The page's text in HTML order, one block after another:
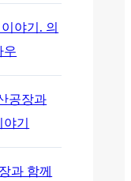
야기. 의
우
공장과
기
과 함께